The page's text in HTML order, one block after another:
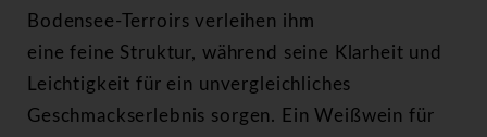
Bodensee-Terroirs verleihen ihm
eine feine Struktur, während seine Klarheit und
Leichtigkeit für ein unvergleichliches
Geschmackserlebnis sorgen. Ein Weißwein für